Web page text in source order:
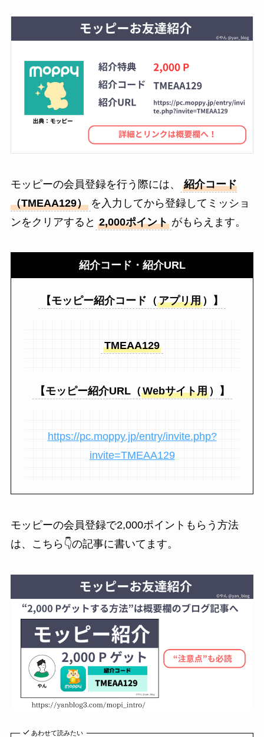
モッピーの会員登録を行う際には、
紹介コード
（TMEAA129） を入力してから登録してミッショ
ンをクリアすると 2,000ポイント がもらえます。
紹介コード・紹介URL
【モッピー紹介コード （ アプリ用 ）】
TMEAA129
【モッピー紹介URL（Webサイト用）】
https://pc.moppy.jp/entry/invite.php?
invite=TMEAA129
モッピーの会員登録で2,000ポイントもらう方法
は、こちら👇の記事に書いてます。
あわせて読みたい